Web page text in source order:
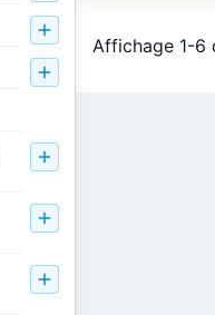
Affichage 1-6




